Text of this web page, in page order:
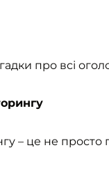
про всі
– це не